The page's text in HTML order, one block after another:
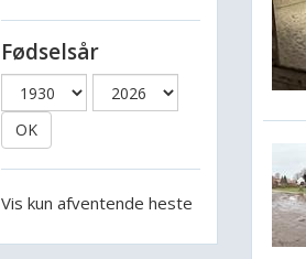
Fødselsår
OK
Vis kun afventende heste